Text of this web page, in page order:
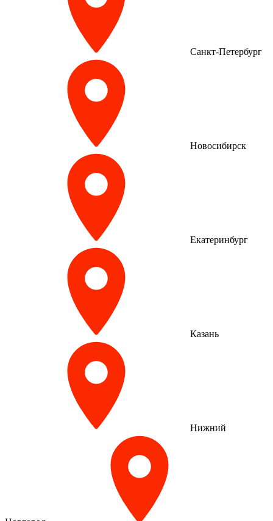
Санкт-Петербург
Новосибирск
Екатеринбург
Казань
Нижний